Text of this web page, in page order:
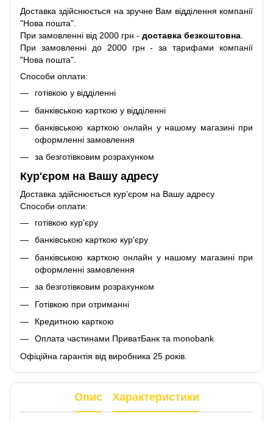
Доставка здійснюється на зручне Вам відділення компанії
"Нова пошта".
При замовленні від 2000 грн - доставка безкоштовна
При замовленні до 2000 грн - за тарифами компанії
"Нова пошта".
Способи оплати:
готівкою у відділенні
банківською карткою у відділенні
банківською карткою онлайн у нашому магазині при
оформленні замовлення
за безготівковим розрахунком
Кур'єром на Вашу адресу
Доставка здійснюється кур'єром на Вашу адресу
Способи оплати:
готівкою кур'єру
банківською карткою кур'єру
банківською карткою онлайн у нашому магазині при
оформленні замовлення
за безготівковим розрахунком
Готівкою при отриманні
Кредитною карткою
Оплата частинами ПриватБанк та monobank
Офіційна гарантія від виробника 25 років.
Опис Характеристики